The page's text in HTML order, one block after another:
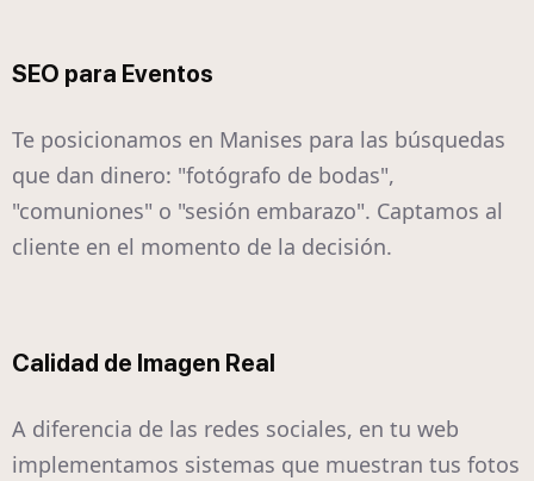
SEO para Eventos
Te posicionamos en Manises para las búsquedas
que dan dinero: "fotógrafo de bodas",
"comuniones" o "sesión embarazo". Captamos al
cliente en el momento de la decisión.
Calidad de Imagen Real
A diferencia de las redes sociales, en tu web
implementamos sistemas que muestran tus fotos